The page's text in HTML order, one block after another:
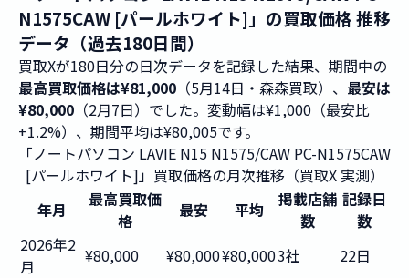
N1575CAW [パールホワイト]」の買取価格 推移
データ（過去180日間）
買取Xが180日分の日次データを記録した結果、期間中の
最高買取価格は¥81,000 （5月14日・森森買取）、 最安は
¥80,000 （2月7日）でした。変動幅は¥1,000（最安比
+1.2%）、期間平均は¥80,005です。
「ノートパソコン LAVIE N15 N1575/CAW PC-N1575CAW
[パールホワイト]」買取価格の月次推移（買取X 実測）
年月
最高買取価
格
最安 平均
掲載店舗
数
記録日
数
2026年2
月
¥80,000 ¥80,000¥80,0003社
22日